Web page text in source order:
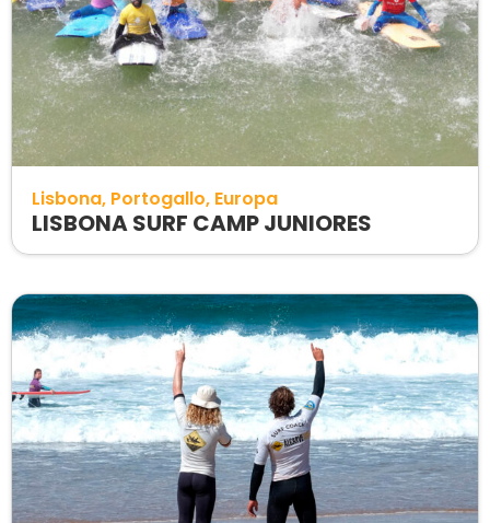
Lisbona Portogallo Europa
LISBONA SURF CAMP JUNIORES